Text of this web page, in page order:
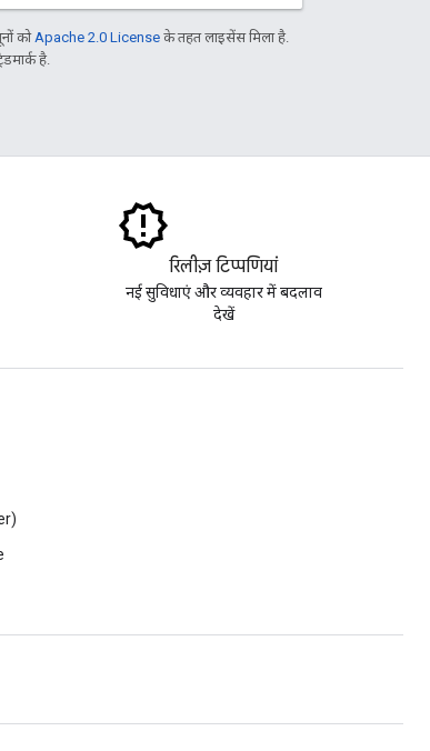
को Apache 2.0 License के तहत लाइसेंस मिला है.
है.
रिलीज़ टिप्पणियां
नई सुविधाएं और व्यवहार में बदलाव
देखें